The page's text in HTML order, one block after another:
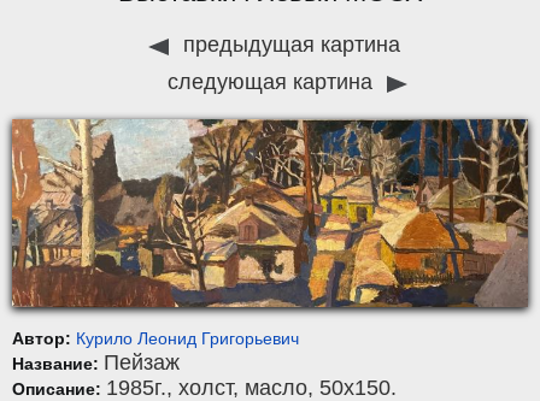
предыдущая картина
следующая картина
Автор: Курило Леонид Григорьевич
Название: Пейзаж
Описание: 1985г., холст, масло, 50x150.